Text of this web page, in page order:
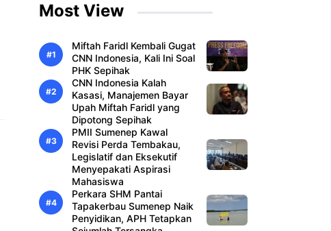
Most View
Miftah Faridl Kembali Gugat
CNN Indonesia, Kali Ini Soal
PHK Sepihak
CNN Indonesia Kalah
Kasasi, Manajemen Bayar
Upah Miftah Faridl yang
Dipotong Sepihak
PMII Sumenep Kawal
Revisi Perda Tembakau,
Legislatif dan Eksekutif
Menyepakati Aspirasi
Mahasiswa
Perkara SHM Pantai
Tapakerbau Sumenep Naik
Penyidikan, APH Tetapkan